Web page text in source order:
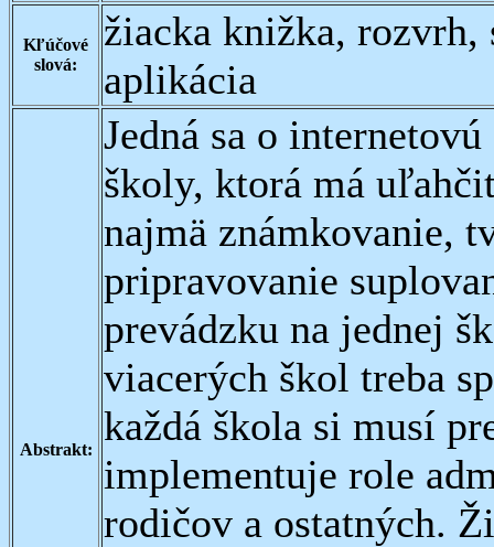
Kľúčové
slová:
žiacka knižka, rozvrh,
aplikácia
Abstrakt:
Jedná sa o
školy, ktorá má
najmä známkovanie,
pripravovanie
prevádzku na jednej
viacerých škol treba
každá škola si musí
implementuje role
rodičov a ostatných.